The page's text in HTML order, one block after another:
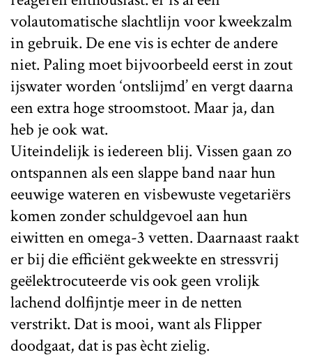
volautomatische slachtlijn voor kweekzalm
in gebruik. De ene vis is echter de andere
niet. Paling moet bijvoorbeeld eerst in zout
ijswater worden ‘ontslijmd’ en vergt daarna
een extra hoge stroomstoot. Maar ja, dan
heb je ook wat.
Uiteindelijk is iedereen blij. Vissen gaan zo
ontspannen als een slappe band naar hun
eeuwige wateren en visbewuste vegetariërs
komen zonder schuldgevoel aan hun
eiwitten en omega-3 vetten. Daarnaast raakt
er bij die efficiënt gekweekte en stressvrij
geëlektrocuteerde vis ook geen vrolijk
lachend dolfijntje meer in de netten
verstrikt. Dat is mooi, want als Flipper
doodgaat, dat is pas ècht zielig.